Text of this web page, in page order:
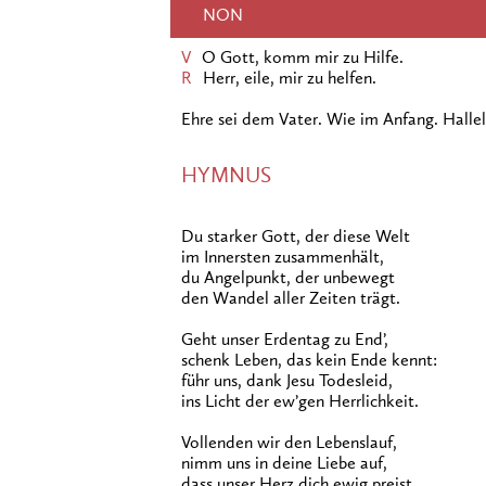
NON
V
O Gott, komm mir zu Hilfe.
R
Herr, eile, mir zu helfen.
Ehre sei dem Vater. Wie im Anfang.
HYMNUS
Du starker Gott, der diese Welt
im Innersten zusammenhält,
du Angelpunkt, der unbewegt
den Wandel aller Zeiten trägt.
Geht unser Erdentag zu End’,
schenk Leben, das kein Ende kennt:
führ uns, dank Jesu Todesleid,
ins Licht der ew’gen Herrlichkeit.
Vollenden wir den Lebenslauf,
nimm uns in deine Liebe auf,